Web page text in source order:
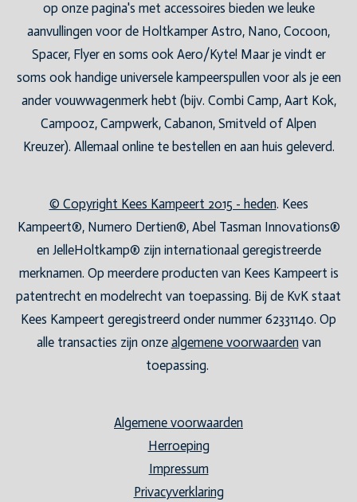
op onze pagina's met accessoires bieden we leuke
aanvullingen voor de Holtkamper Astro, Nano, Cocoon,
Spacer, Flyer en soms ook Aero/Kyte! Maar je vindt er
soms ook handige universele kampeerspullen voor als je een
ander vouwwagenmerk hebt (bijv. Combi Camp, Aart Kok,
Campooz, Campwerk, Cabanon, Smitveld of Alpen
Kreuzer). Allemaal online te bestellen en aan huis geleverd.
© Copyright Kees Kampeert 2015 - heden. Kees
Kampeert®, Numero Dertien®, Abel Tasman Innovations®
en JelleHoltkamp® zijn internationaal geregistreerde
merknamen. Op meerdere producten van Kees Kampeert is
patentrecht en modelrecht van toepassing. Bij de KvK staat
Kees Kampeert geregistreerd onder nummer 62331140. Op
alle transacties zijn onze algemene voorwaarden van
toepassing.
Algemene voorwaarden
Herroeping
Impressum
Privacyverklaring